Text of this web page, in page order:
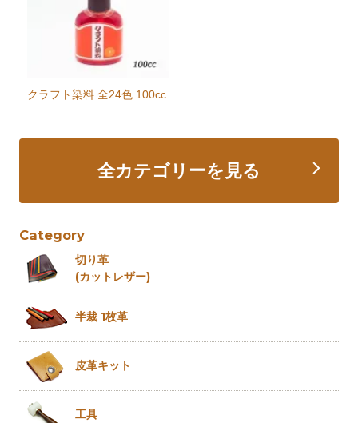
クラフト染料 全24色 100cc
全カテゴリーを見る
Category
切り革
(カットレザー)
半裁 1枚革
皮革キット
工具